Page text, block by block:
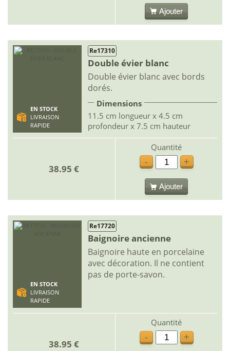
Ajouter
EN STOCK
LIVRAISON
RAPIDE
Re17310
Double évier blanc
Double évier blanc avec bords
dorés.
Dimensions
11.5 cm longueur x 4.5 cm
profondeur x 7.5 cm hauteur
38.95 €
Quantité
-
+
Ajouter
EN STOCK
LIVRAISON
RAPIDE
Re17720
Baignoire ancienne
Baignoire haute en porcelaine
avec décoration. Il ne contient
pas de porte-savon.
38.95 €
Quantité
-
+